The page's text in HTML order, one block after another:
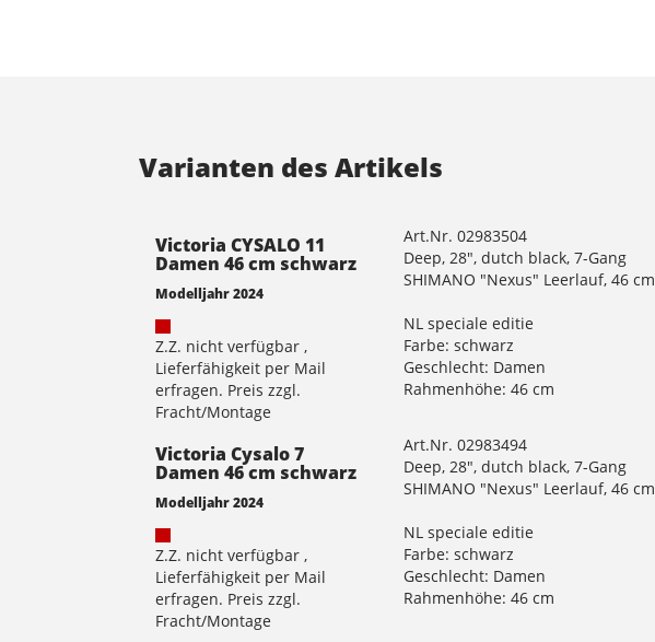
Varianten des Artikels
Victoria CYSALO 11
Damen 46 cm schwarz
Modelljahr 2024
Z.Z. nicht verfügbar ,
Lieferfähigkeit per Mail
erfragen. Preis zzgl.
Fracht/Montage
Art.Nr. 02983504
Deep, 28", dutch black, 7-Gang
SHIMANO "Nexus" Leerlauf, 46 cm
NL speciale editie
Farbe: schwarz
Geschlecht: Damen
Rahmenhöhe: 46 cm
Victoria Cysalo 7
Damen 46 cm schwarz
Modelljahr 2024
Z.Z. nicht verfügbar ,
Lieferfähigkeit per Mail
erfragen. Preis zzgl.
Fracht/Montage
Art.Nr. 02983494
Deep, 28", dutch black, 7-Gang
SHIMANO "Nexus" Leerlauf, 46 cm
NL speciale editie
Farbe: schwarz
Geschlecht: Damen
Rahmenhöhe: 46 cm